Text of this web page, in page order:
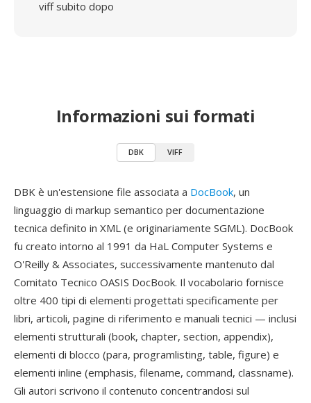
viff subito dopo
Informazioni sui formati
DBK VIFF
DBK è un'estensione file associata a DocBook, un
linguaggio di markup semantico per documentazione
tecnica definito in XML (e originariamente SGML). DocBook
fu creato intorno al 1991 da HaL Computer Systems e
O'Reilly & Associates, successivamente mantenuto dal
Comitato Tecnico OASIS DocBook. Il vocabolario fornisce
oltre 400 tipi di elementi progettati specificamente per
libri, articoli, pagine di riferimento e manuali tecnici — inclusi
elementi strutturali (book, chapter, section, appendix),
elementi di blocco (para, programlisting, table, figure) e
elementi inline (emphasis, filename, command, classname).
Gli autori scrivono il contenuto concentrandosi sul